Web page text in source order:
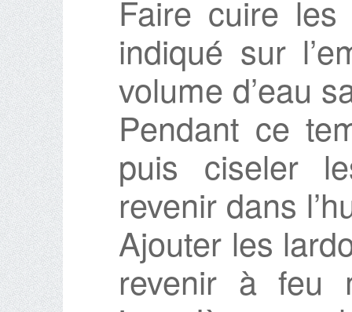
Faire cuire
indiqué sur
volume d’eau
Pendant ce
puis ciseler
revenir dans
Ajouter les
revenir à feu